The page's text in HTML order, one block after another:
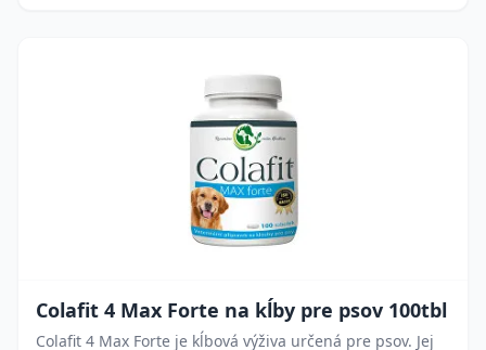
Colafit 4 Max Forte na kĺby pre psov 100tbl
Colafit 4 Max Forte je kĺbová výživa určená pre psov. Jej